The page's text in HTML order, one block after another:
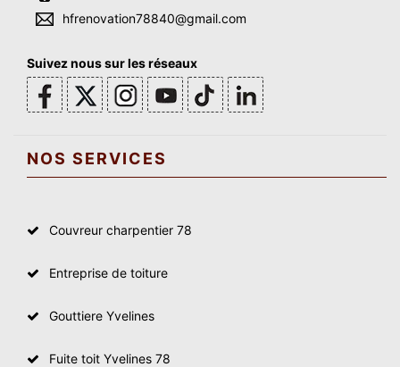
hfrenovation78840@gmail.com
Suivez nous sur les réseaux
NOS SERVICES
Couvreur charpentier 78
Entreprise de toiture
Gouttiere Yvelines
Fuite toit Yvelines 78